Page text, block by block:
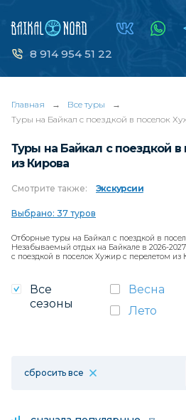
8 914 954 51 22
Главная → Все туры
→
Туры на Байкал с поездкой в поселок
Туры на Байкал с поездкой
из Кирова
Смотрите также: Экскурсии
Выбрано: 37 туров
Отборные туры на Байкал с поездкой в
Незабываемый отдых на Байкале в 2026-
с поездкой в поселок Хужир с перелетом из
Все
сезоны
Весна
Лето
сбросить все